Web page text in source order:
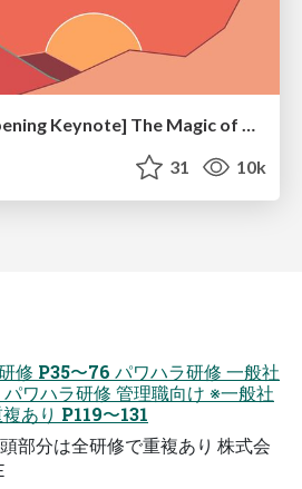
31 10k
修 P35〜76 パワハラ研修 一般社
ワハラ研修 管理職向け ※一般社
あり P119〜131
部分は全研修で重複あり 株式会